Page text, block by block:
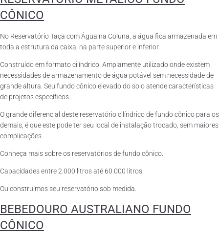
CÔNICO
No Reservatório Taça com Água na Coluna, a água fica armazenada em
toda a estrutura da caixa, na parte superior e inferior.
Construído em formato cilíndrico. Amplamente utilizado onde existem
necessidades de armazenamento de água potável sem necessidade de
grande altura. Seu fundo cônico elevado do solo atende características
de projetos específicos.
O grande diferencial deste reservatório cilíndrico de fundo cônico para os
demais, é que este pode ter seu local de instalação trocado, sem maiores
complicações.
Conheça mais sobre os reservatórios de fundo cônico.
Capacidades entre 2.000 litros até 60.000 litros.
Ou construímos seu reservatório sob medida.
BEBEDOURO AUSTRALIANO FUNDO
CÔNICO